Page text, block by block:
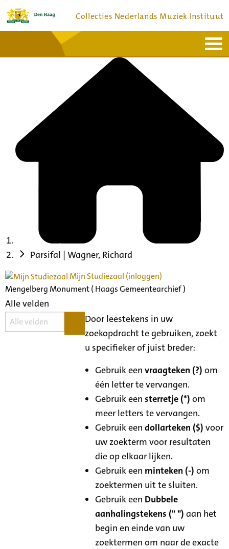
Collecties Nederlands Muziek Instituut
Bronnen en collecties
Parsifal | Wagner, Richard
Mijn Studiezaal (inloggen)
Mengelberg Monument ( Haags Gemeentearchief )
Alle velden
Door leestekens in uw
zoekopdracht te gebruiken, zoekt
u specifieker of juist breder:
Gebruik eenvraagteken (?) om
één letter te vervangen.
Gebruik eensterretje (*) om
meer letters te vervangen.
Gebruik eendollarteken ($) voor
uw zoekterm voor resultaten
die op elkaar lijken.
Gebruik een minteken (-) om
zoektermen uit te sluiten.
Gebruik een Dubbele
aanhalingstekens (" ") aan het
begin en einde van uw
zoektermen om naar de exacte